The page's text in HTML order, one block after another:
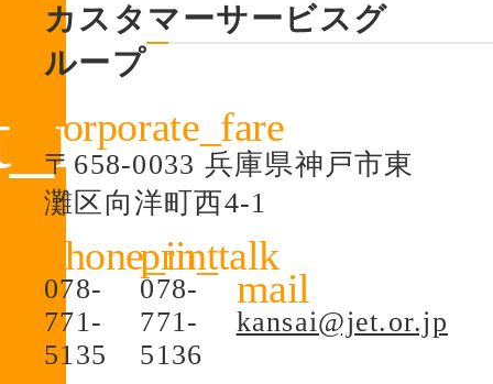
カスタマーサービスグ
ループ
〒658-0033 兵庫県神戸市東
灘区向洋町西4-1
078-
771-
5135
078-
771-
5136
kansai@jet.or.jp